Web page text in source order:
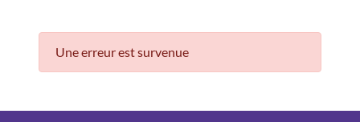
Une erreur est survenue